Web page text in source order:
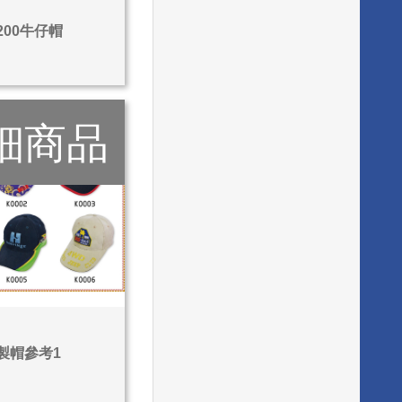
牛仔帽
商品
帽參考1